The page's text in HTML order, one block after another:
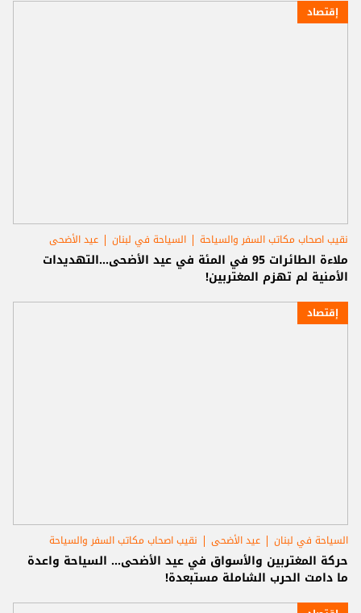
إقتصاد
نقيب اصحاب مكاتب السفر والسياحة السياحة في لبنان عيد الأضحى
ملاءة الطائرات 95 في المئة في عيد الأضحى...التهديدات
الأمنية لم تهزم المغتربين!
إقتصاد
السياحة في لبنان عيد الأضحى نقيب اصحاب مكاتب السفر والسياحة
حركة المغتربين والأسواق في عيد الأضحى... السياحة واعدة
ما دامت الحرب الشاملة مستبعدة!